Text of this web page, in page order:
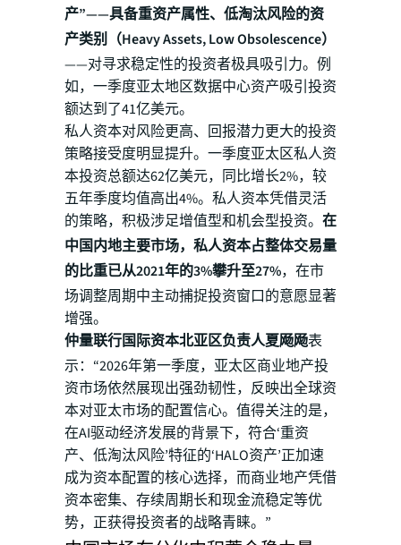
产”——具备重资产属性、低淘汰风险的资
产类别（Heavy Assets, Low Obsolescence）
——对寻求稳定性的投资者极具吸引力。例
如，一季度亚太地区数据中心资产吸引投资
额达到了41亿美元。
私人资本对风险更高、回报潜力更大的投资
策略接受度明显提升。一季度亚太区私人资
本投资总额达62亿美元，同比增长2%，较
五年季度均值高出4%。私人资本凭借灵活
的策略，积极涉足增值型和机会型投资。 在
中国内地主要市场，私人资本占整体交易量
的比重已从2021年的3%攀升至27%，在市
场调整周期中主动捕捉投资窗口的意愿显著
增强。
仲量联行国际资本北亚区负责人夏飏飏表
示：“2026年第一季度，亚太区商业地产投
资市场依然展现出强劲韧性，反映出全球资
本对亚太市场的配置信心。值得关注的是，
在AI驱动经济发展的背景下，符合‘重资
产、低淘汰风险’特征的‘HALO资产’正加速
成为资本配置的核心选择，而商业地产凭借
资本密集、存续周期长和现金流稳定等优
势，正获得投资者的战略青睐。”